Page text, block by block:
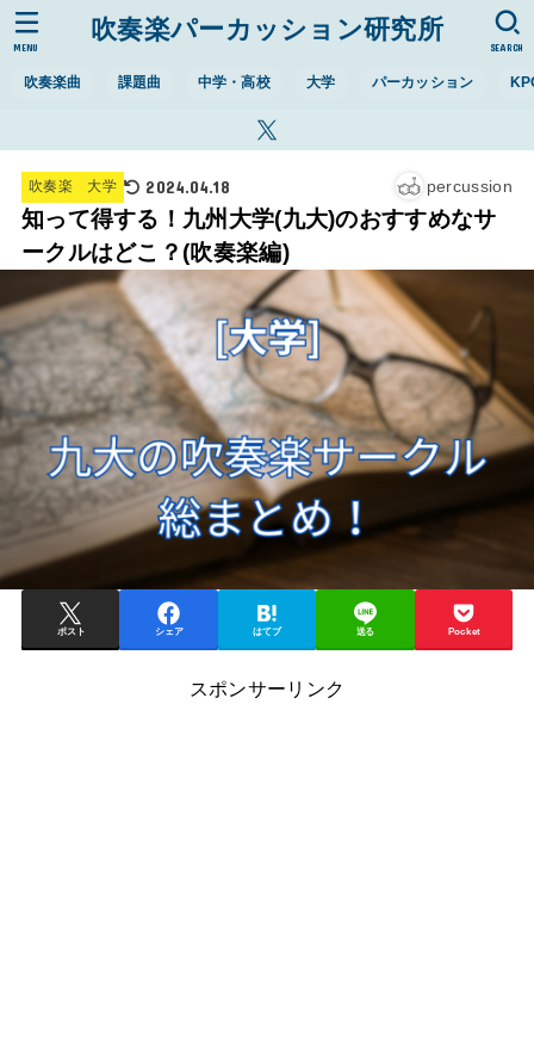
吹奏楽パーカッション研究所
吹奏楽曲 課題曲 中学・高校 大学 パーカッション
SEARCH
MENU
吹奏楽 大学 2024.04.18 percussion
知って得する！九州大学(九大)のおすすめなサ
ークルはどこ？(吹奏楽編)
ポスト シェア はてブ 送る Pocket
スポンサーリンク